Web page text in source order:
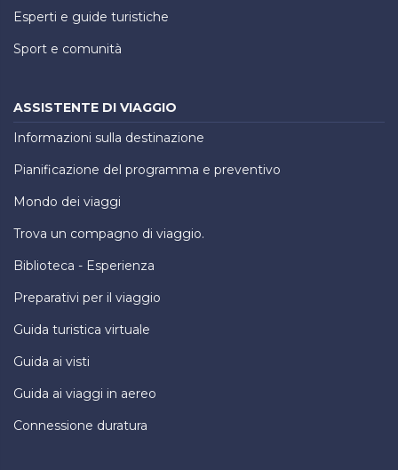
Esperti e guide turistiche
Sport e comunità
ASSISTENTE DI VIAGGIO
Informazioni sulla destinazione
Pianificazione del programma e preventivo
Mondo dei viaggi
Trova un compagno di viaggio.
Biblioteca - Esperienza
Preparativi per il viaggio
Guida turistica virtuale
Guida ai visti
Guida ai viaggi in aereo
Connessione duratura